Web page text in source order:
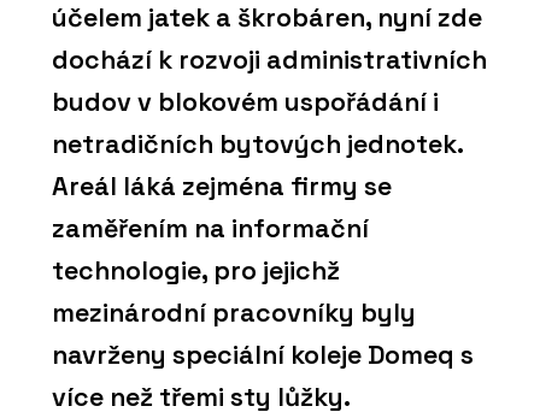
účelem jatek a škrobáren, nyní zde
dochází k rozvoji administrativních
budov v blokovém uspořádání i
netradičních bytových jednotek.
Areál láká zejména firmy se
zaměřením na informační
technologie, pro jejichž
mezinárodní pracovníky byly
navrženy speciální koleje Domeq s
více než třemi sty lůžky.